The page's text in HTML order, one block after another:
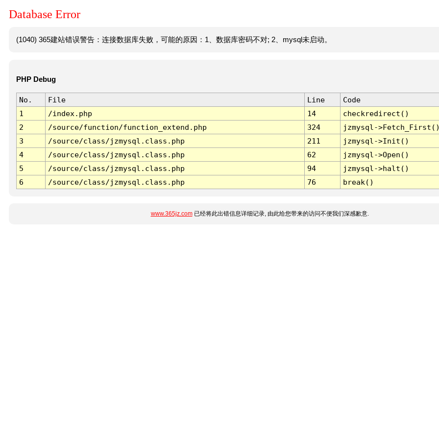
Database Error
(1040) 365建站错误警告：连接数据库失败，可能的原因：1、数据库密码不对; 2、mysql未启动。
PHP Debug
No. File Line
Code
1
/index.php 14
checkredirect()
2
/source/function/function_extend.php 324
jzmysql-
3
/source/class/jzmysql.class.php 211
jzmysql->Init()
4
/source/class/jzmysql.class.php 62
jzmysql->Open()
5
/source/class/jzmysql.class.php 94
jzmysql->halt()
6
/source/class/jzmysql.class.php 76 break()
www.365jz.com已经将此出错信息详细记录, 由此给您带来的访问不便我们深感歉意.